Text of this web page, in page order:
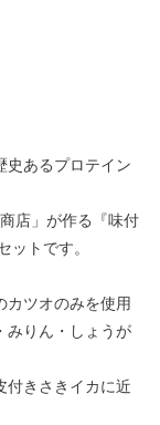
史あるプロテイン
店」が作る『味付
ットです。
カツオのみを使用
みりん・しょうが
付きさきイカに近